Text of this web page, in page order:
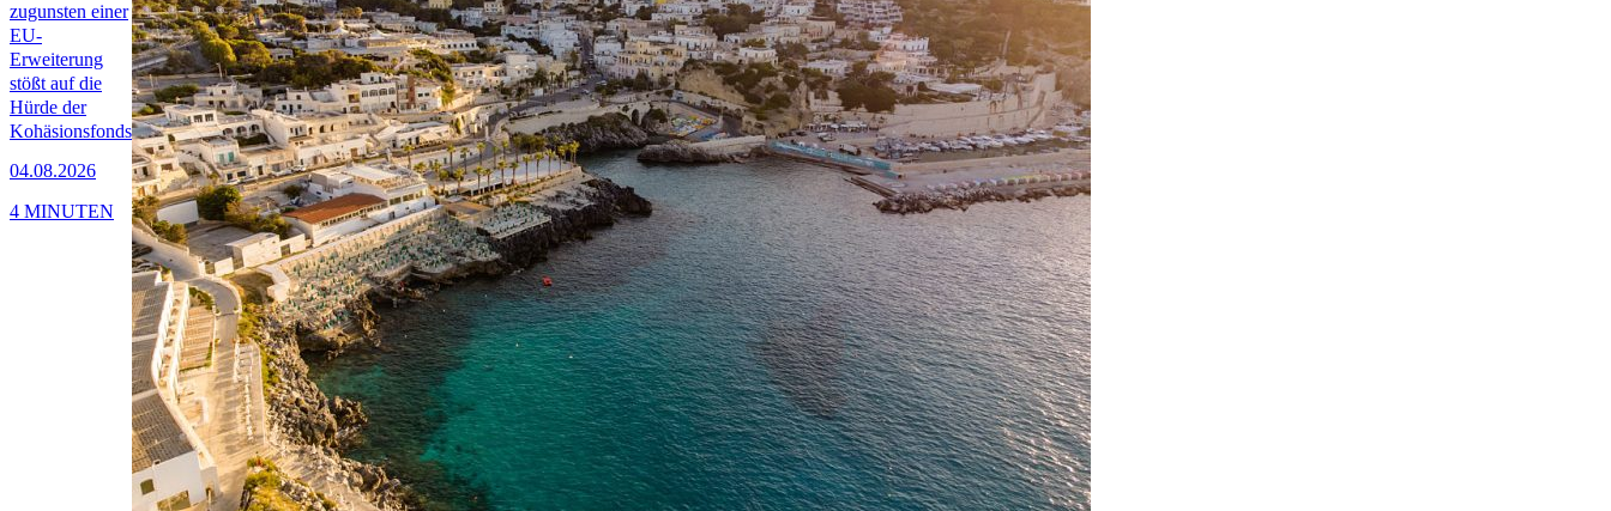
zugunsten einer
EU-
Erweiterung
stößt auf die
Hürde der
Kohäsionsfonds
04.08.2026
4 MINUTEN